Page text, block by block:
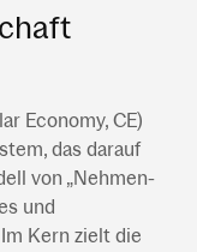
Economy, CE)
das darauf
von „Nehmen-
und
Kern zielt die